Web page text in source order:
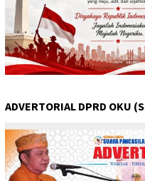
ADVERTORIAL DPRD OKU